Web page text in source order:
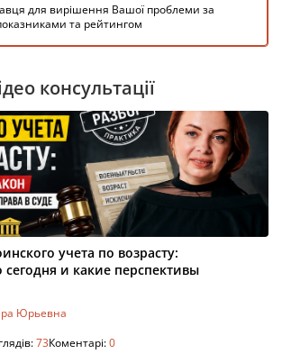
для вирішення Вашої проблеми за
та рейтингом
консультації
учета по возрасту:
и какие перспективы
Юрьевна
73Коментарі:0